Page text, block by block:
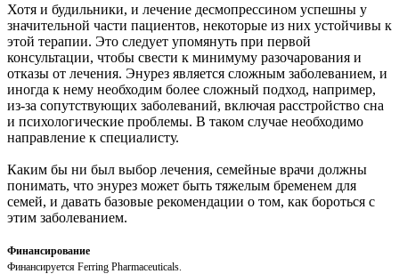
Хотя и будильники, и лечение десмопрессином успешны у
значительной части пациентов, некоторые из них устойчивы к
этой терапии. Это следует упомянуть при первой
консультации, чтобы свести к минимуму разочарования и
отказы от лечения. Энурез является сложным заболеванием, и
иногда к нему необходим более сложный подход, например,
из-за сопутствующих заболеваний, включая расстройство сна
и психологические проблемы. В таком случае необходимо
направление к специалисту.
Каким бы ни был выбор лечения, семейные врачи должны
понимать, что энурез может быть тяжелым бременем для
семей, и давать базовые рекомендации о том, как бороться с
этим заболеванием.
Финансирование
Финансируется Ferring Pharmaceuticals.